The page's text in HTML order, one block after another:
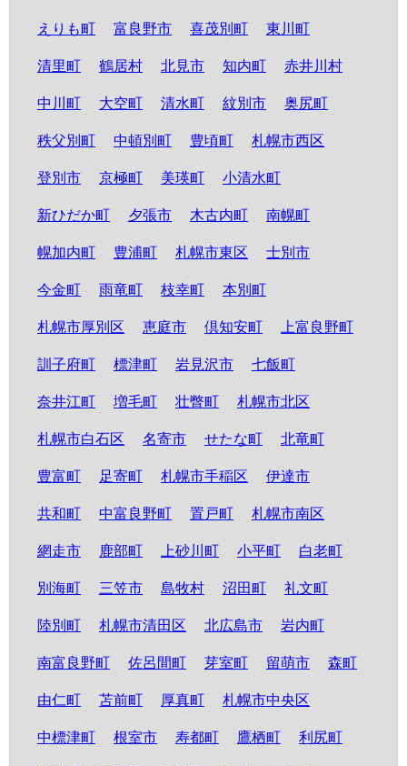
えりも町 富良野市 喜茂別町 東川町
清里町 鶴居村 北見市 知内町 赤井川村
中川町 大空町 清水町 紋別市 奥尻町
秩父別町 中頓別町 豊頃町 札幌市西区
登別市 京極町 美瑛町 小清水町
新ひだか町 夕張市 木古内町 南幌町
幌加内町 豊浦町 札幌市東区 士別市
今金町 雨竜町 枝幸町 本別町
札幌市厚別区 恵庭市 倶知安町 上富良野町
訓子府町 標津町 岩見沢市 七飯町
奈井江町 増毛町 壮瞥町 札幌市北区
札幌市白石区 名寄市 せたな町 北竜町
豊富町 足寄町 札幌市手稲区 伊達市
共和町 中富良野町 置戸町 札幌市南区
網走市 鹿部町 上砂川町 小平町 白老町
別海町 三笠市 島牧村 沼田町 礼文町
陸別町 札幌市清田区 北広島市 岩内町
南富良野町 佐呂間町 芽室町 留萌市 森町
由仁町 苫前町 厚真町 札幌市中央区
中標津町 根室市 寿都町 鷹栖町 利尻町